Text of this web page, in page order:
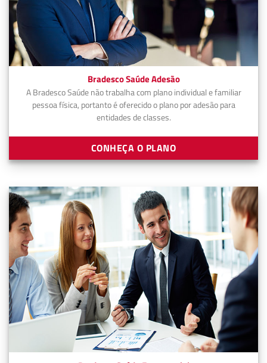
Bradesco Saúde Adesão
A Bradesco Saúde não trabalha com plano individual e familiar
pessoa física, portanto é oferecido o plano por adesão para
entidades de classes.
CONHEÇA O PLANO